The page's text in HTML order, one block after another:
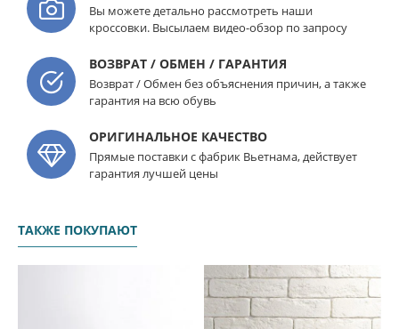
Вы можете детально рассмотреть наши
кроссовки. Высылаем видео-обзор по запросу
ВОЗВРАТ / ОБМЕН / ГАРАНТИЯ
Возврат / Обмен без объяснения причин, а также
гарантия на всю обувь
ОРИГИНАЛЬНОЕ КАЧЕСТВО
Прямые поставки с фабрик Вьетнама, действует
гарантия лучшей цены
ТАКЖЕ ПОКУПАЮТ